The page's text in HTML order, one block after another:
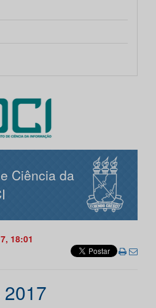
Ciência da
18:01